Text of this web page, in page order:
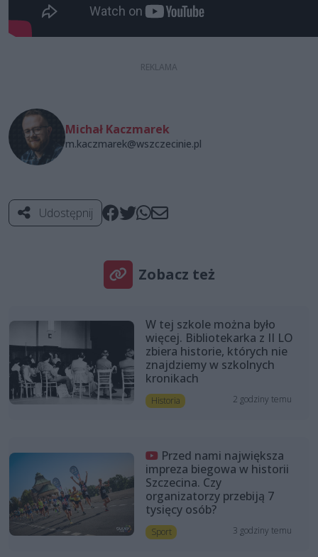
Michał Kaczmarek
m.kaczmarek@wszczecinie.pl
Udostępnij
Zobacz też
W tej szkole można było
więcej. Bibliotekarka z II LO
zbiera historie, których nie
znajdziemy w szkolnych
kronikach
Historia 2 godziny temu
Przed nami największa
impreza biegowa w historii
Szczecina. Czy
organizatorzy przebiją 7
tysięcy osób?
Sport 3 godziny temu